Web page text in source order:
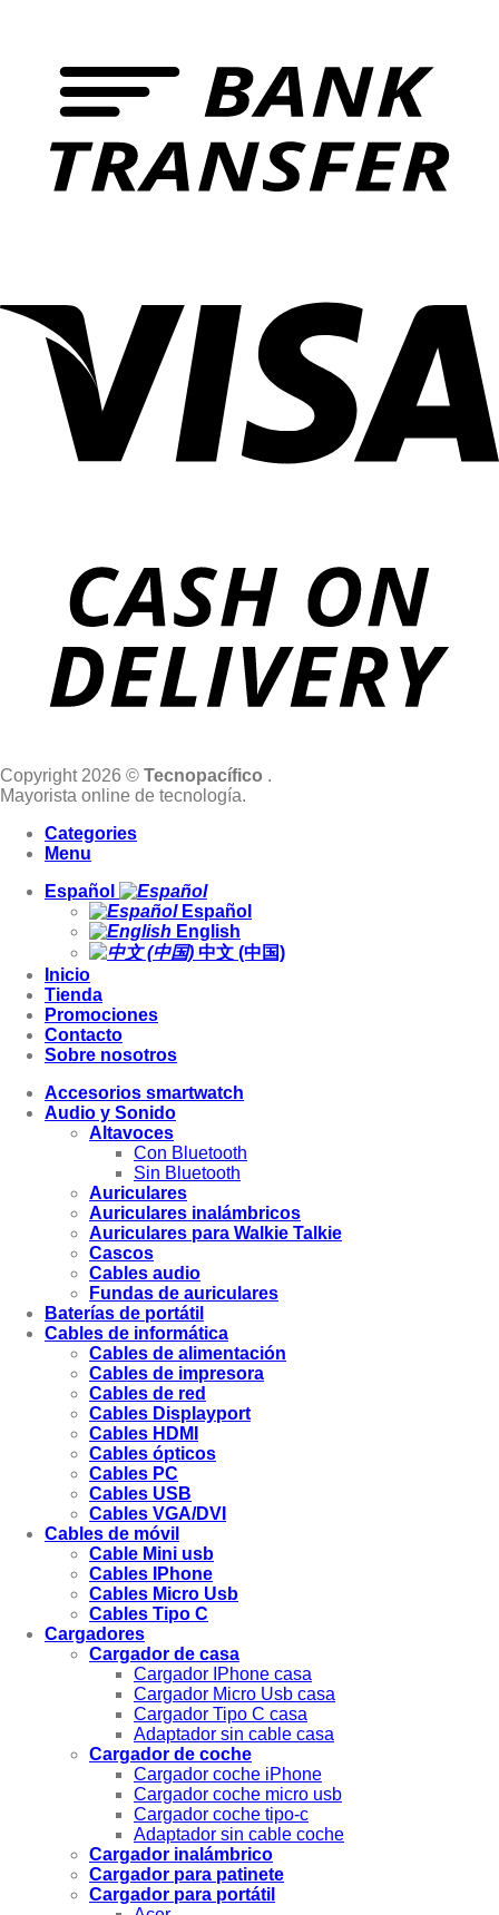
Copyright 2026 © Tecnopacífico .
Mayorista online de tecnología.
Categories
Menu
Español
Español
English
中文 (中国)
Inicio
Tienda
Promociones
Contacto
Sobre nosotros
Accesorios smartwatch
Audio y Sonido
Altavoces
Con Bluetooth
Sin Bluetooth
Auriculares
Auriculares inalámbricos
Auriculares para Walkie Talkie
Cascos
Cables audio
Fundas de auriculares
Baterías de portátil
Cables de informática
Cables de alimentación
Cables de impresora
Cables de red
Cables Displayport
Cables HDMI
Cables ópticos
Cables PC
Cables USB
Cables VGA/DVI
Cables de móvil
Cable Mini usb
Cables IPhone
Cables Micro Usb
Cables Tipo C
Cargadores
Cargador de casa
Cargador IPhone casa
Cargador Micro Usb casa
Cargador Tipo C casa
Adaptador sin cable casa
Cargador de coche
Cargador coche iPhone
Cargador coche micro usb
Cargador coche tipo-c
Adaptador sin cable coche
Cargador inalámbrico
Cargador para patinete
Cargador para portátil